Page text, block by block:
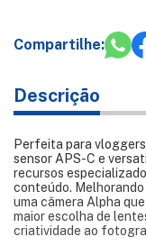
Compartilhe:
Descrição
Perfeita para
sensor APS-C e
recursos
conteúdo.
uma câmera Alpha
maior escolha de
criatividade ao